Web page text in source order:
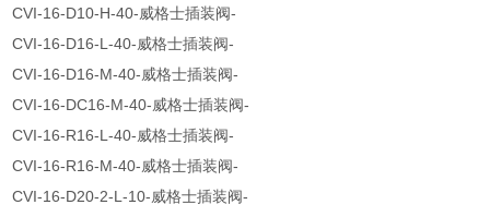
CVI-16-D10-H-40-威格士插装阀-
CVI-16-D16-L-40-威格士插装阀-
CVI-16-D16-M-40-威格士插装阀-
CVI-16-DC16-M-40-威格士插装阀-
CVI-16-R16-L-40-威格士插装阀-
CVI-16-R16-M-40-威格士插装阀-
CVI-16-D20-2-L-10-威格士插装阀-